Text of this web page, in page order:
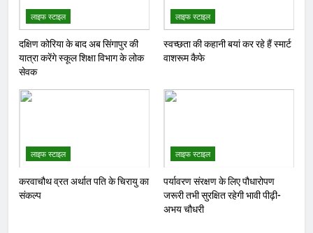
लाइफ स्टाइल
दक्षिण कोरिया के बाद अब सिंगापुर की
यात्रा करेंगे स्कूल शिक्षा विभाग के लोक
सेवक
लाइफ स्टाइल
स्वच्छता की कहानी बयां कर रहे हैं स्मार्ट
वाशरूम कैफे
लाइफ स्टाइल
करवाचौथ व्रत अर्थात पति के चिरायु का
संकल्प
लाइफ स्टाइल
पर्यावरण संरक्षण के लिए पौधारोपण
जरूरी तभी सुरक्षित रहेगी भावी पीढ़ी-
अभय चौधरी